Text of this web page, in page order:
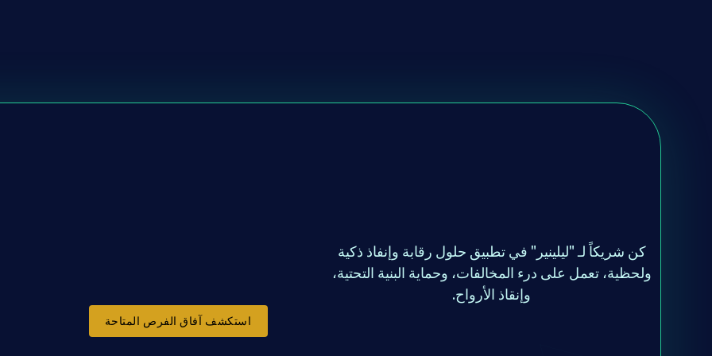
كن شريكاً لـ "ليلينير" في تطبيق حلول رقابة وإنفاذ ذكية
ولحظية، تعمل على درء المخالفات، وحماية البنية التحتية،
وإنقاذ الأرواح.
استكشف آفاق الفرص المتاحة